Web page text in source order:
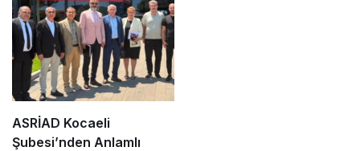
ASRİAD Kocaeli
Şubesi’nden Anlamlı